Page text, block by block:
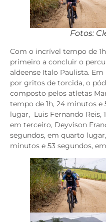
Fotos:
Com o incrível tempo de
primeiro a concluir o
aldeense Italo Paulista.
por gritos de torcida, o
composto pelos atletas
tempo de 1h, 24 minutos e
lugar, Luis Fernando Reis,
em terceiro, Deyvison
segundos, em quarto
minutos e 53 segundos,